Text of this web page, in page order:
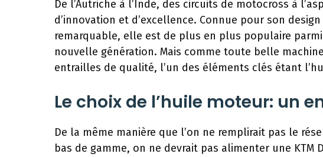
De l’Autriche à l’Inde, des circuits de motocross à
d’innovation et d’excellence. Connue pour son
remarquable, elle est de plus en plus populaire
nouvelle génération. Mais comme toute belle
entrailles de qualité, l’un des éléments clés étant
Le choix de l’huile moteur: un
De la même manière que l’on ne remplirait pas le
bas de gamme, on ne devrait pas alimenter une KTM